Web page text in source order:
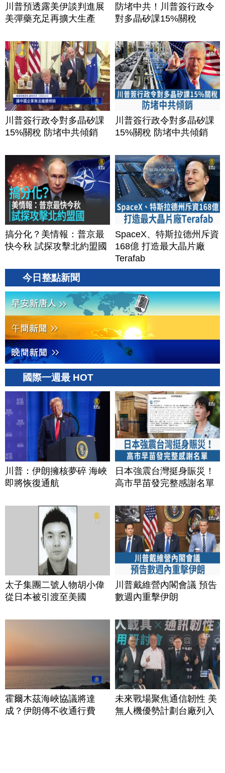
川普預透露美伊談判進展
美彈藥充足再擴大生產
防堵中共！川普簽行政令
對多晶矽課15%關稅
川普簽行政令對多晶矽課
15%關稅 防堵中共傾銷
川普簽行政令對多晶矽課
15%關稅 防堵中共傾銷
搞分化？美情報：普京最
快今秋 試探攻擊北約盟國
SpaceX、特斯拉德州斥資
168億 打造最大晶片廠
Terafab
今日整點新聞
國際一週最 HOT
川普：伊朗擁核夢碎 海峽
即將恢復通航
日本強震台灣挺身賑災！
高市早苗發完整感謝名單
太子集團二號人物胡小偉
從日本被引渡至美國
川普戴維營內閣會議 預告
數週內重擊伊朗
霍爾木茲海峽協議將達
成？伊朗傳不收通行費
未來戰場聚焦通信韌性 美
無人機優勢計劃台廠列入